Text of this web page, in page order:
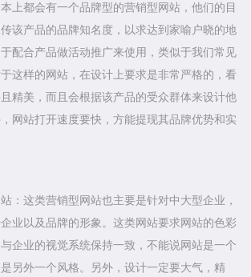
上都会有一个品牌型的营销型网站，他们的目
该产品的品牌知名度，以求达到家喻户晓的地
配合产品做活动推广来使用，类似于我们常见
这样的网站，在设计上要求是非常严格的，看
精美，而且会根据该产品的受众群体来设计他
网站打开速度要快，方能提现其品牌优势和实
：这类营销型网站也主要是针对中大型企业，
业以及品牌的形象。这类网站要求网站的色彩
企业的视觉系统保持一致，不能说网站是一个
另外一个风格。另外，设计一定要大气，精